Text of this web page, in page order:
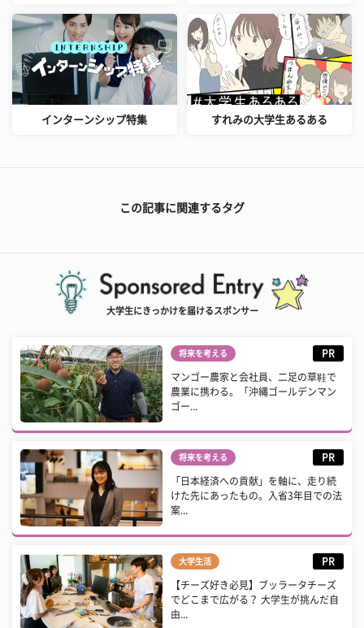
インターンシップ特集 すれみの大学生あるある
この記事に関連するタグ
大学生にきっかけを届けるスポンサー
将来を考える PR
マンゴー農家と会社員、二足の草鞋で
農業に携わる。「沖縄ゴールデンマン
ゴー...
将来を考える PR
「日本経済への貢献」を軸に、走り続
けた先にあったもの。入省3年目での法
案...
大学生活 PR
【チーズ好き必見】ブッラータチーズ
でどこまで広がる？ 大学生が挑んだ自
由...